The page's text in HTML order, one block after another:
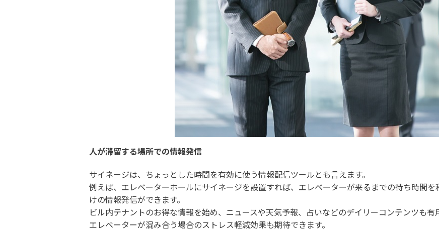
人が滞留する場所での情報発信
サイネージは、ちょっとした時間を有効に使う情報配信ツールとも言えます。
例えば、エレベーターホールにサイネージを設置すれば、エレベーターが来るまでの待ち時間
けの情報発信ができます。
ビル内テナントのお得な情報を始め、ニュースや天気予報、占いなどのデイリーコンテンツも有
エレベーターが混み合う場合のストレス軽減効果も期待できます。